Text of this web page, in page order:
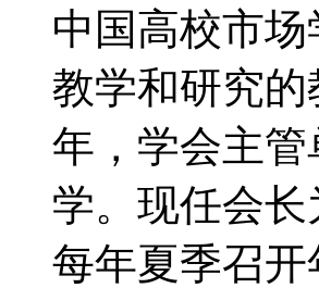
中国高校市
教学和研究
年，学会主
学。现任会
每年夏季召